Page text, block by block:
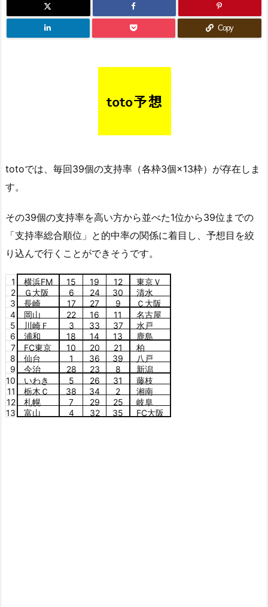
Copy
totoでは、毎回39個の支持率（各枠3個×13枠）が存在しま
す。
その39個の支持率を高い方から並べた1位から39位までの
「支持率総合順位」と的中率の関係に着目し、予想目を絞
り込んで行くことができそうです。
1 横浜FM 15 19 12
東京Ｖ
2
Ｇ大阪 6 24 30
清水
3
長崎 17 27 9
Ｃ大阪
4
岡山 22 16 11
名古屋
5
川崎Ｆ 3 33 37
水戸
6
浦和 18 14 13
鹿島
7
FC東京 10 20 21
柏
8
仙台 1 36 39
八戸
9
今治 28 23 8
新潟
10
いわき 5 26 31
藤枝
11
栃木Ｃ 38 34 2
湘南
12
札幌 7 29 25
岐阜
13
富山 4 32 35 FC大阪